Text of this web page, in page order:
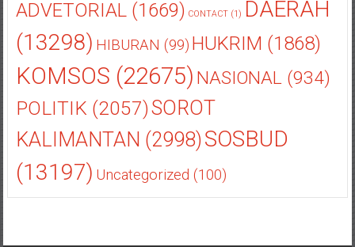
ADVETORIAL(1669) CONTACT(1) DAERAH
(13298) HIBURAN (99) HUKRIM (1868)
KOMSOS (22675) NASIONAL(934)
POLITIK(2057)SOROT
KALIMANTAN (2998)SOSBUD
(13197) Uncategorized (100)